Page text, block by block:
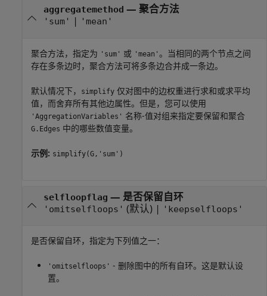
aggregatemethod — 聚合方法
'sum' | 'mean'
聚合方法，指定为 'sum' 或 'mean' 。当相同的两个节点之间
存在多条边时，聚合方法可将多条边合并成一条边。
默认情况下， simplify 仅对图中的边权重进行求和或求平均
值，而舍弃所有其他边属性。但是，您可以使用
'AggregationVariables' 名称-值对组来指定要保留和聚合
G.Edges 中的哪些数值变量。
示例: simplify(G,'sum')
selfloopflag — 是否保留自环
'omitselfloops' (默认) | 'keepselfloops'
是否保留自环，指定为下列值之一：
'omitselfloops' - 删除图中的所有自环。这是默认设
置。